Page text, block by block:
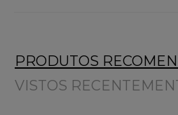
PRODUTOS
VISTOS